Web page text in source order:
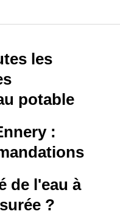
les
potable
:
de l'eau à
?